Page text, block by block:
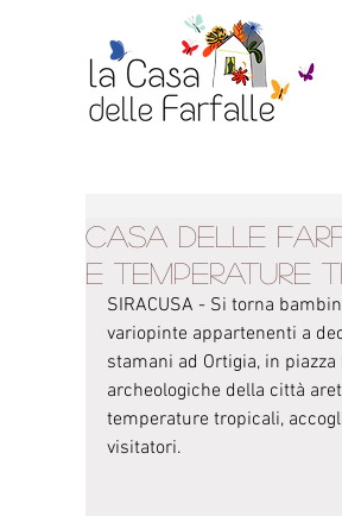
Casa delle
e temperature
SIRACUSA - Si torna
variopinte appartenenti a
stamani ad Ortigia, in
archeologiche della città
temperature tropicali,
visitatori.